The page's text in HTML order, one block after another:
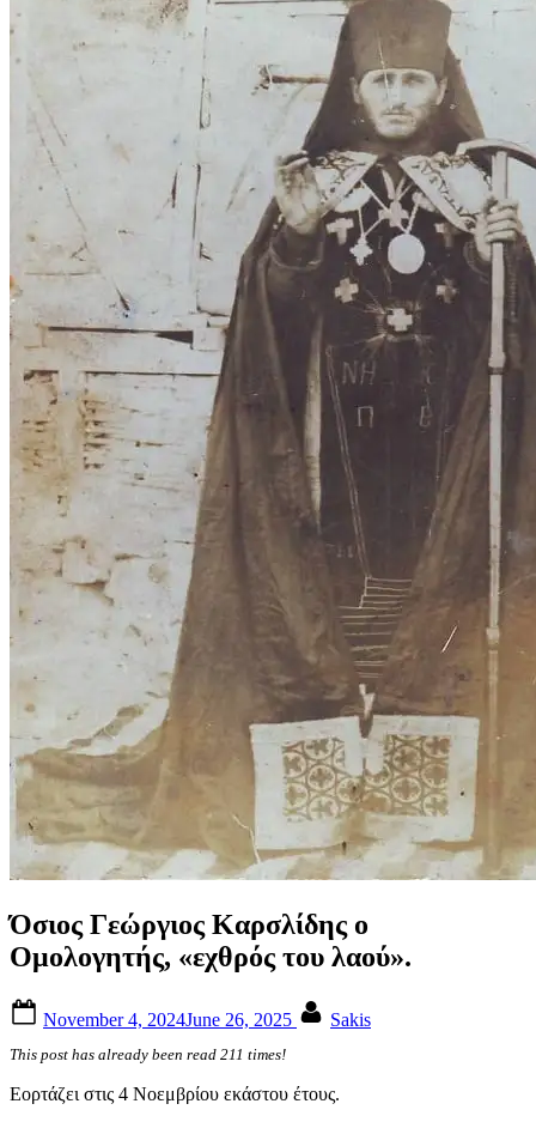
Όσιος Γεώργιος Καρσλίδης ο
Ομολογητής, «εχθρός του λαού».
on
November 4, 2024June 26, 2025 Sakis
This post has already been read 211 times!
Εορτάζει στις 4 Νοεμβρίου εκάστου έτους.